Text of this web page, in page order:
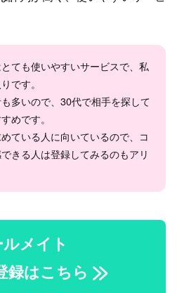
ても使いやすいサービスで、私
です。
多いので、30代で相手を探して
めです。
ている人に向いているので、コ
きる人は登録してみるのもアリ
ルメイト
録はこちら